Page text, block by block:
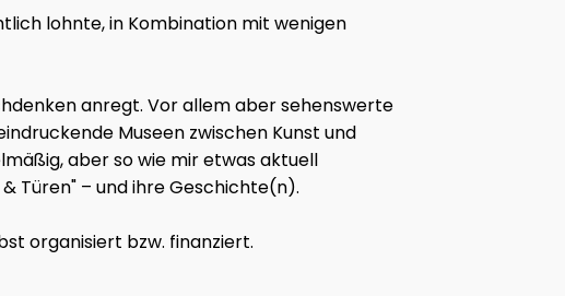
lohnte, in Kombination mit wenigen
anregt. Vor allem aber sehenswerte
Museen zwischen Kunst und
aber so wie mir etwas aktuell
Türen" – und ihre Geschichte(n).
organisiert bzw. finanziert.